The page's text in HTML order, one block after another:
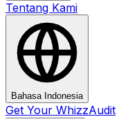
Tentang Kami
Bahasa Indonesia
Get Your WhizzAudit